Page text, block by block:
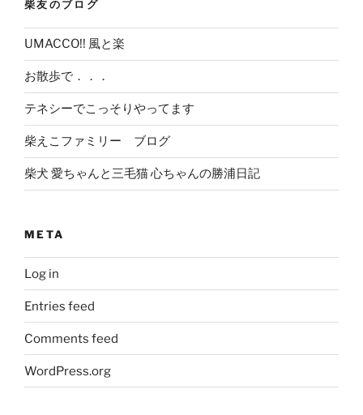
柴友のブログ
UMACCO!! 風と楽
お散歩で．．．
テネシーでこっそりやってます
柴えこファミリー ブログ
柴犬 愛ちゃんと三毛猫 心ちゃんの勝浦日記
META
Log in
Entries feed
Comments feed
WordPress.org